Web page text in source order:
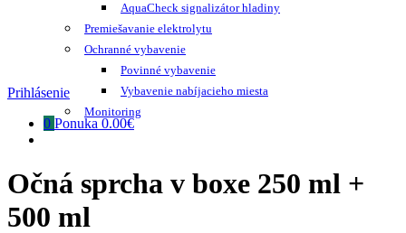
AquaCheck signalizátor hladiny
Premiešavanie elektrolytu
Ochranné vybavenie
Povinné vybavenie
Vybavenie nabíjacieho miesta
Monitoring
Prihlásenie
0 Ponuka 0.00€
Očná sprcha v boxe 250 ml +
500 ml